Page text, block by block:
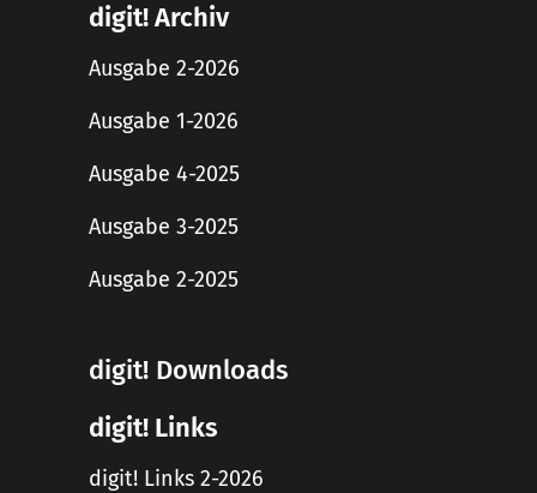
digit! Archiv
Ausgabe 2-2026
Ausgabe 1-2026
Ausgabe 4-2025
Ausgabe 3-2025
Ausgabe 2-2025
digit! Downloads
digit! Links
digit! Links 2-2026